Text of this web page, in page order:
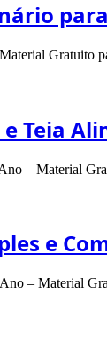
Gratuito
Teia
– Material
e
– Material